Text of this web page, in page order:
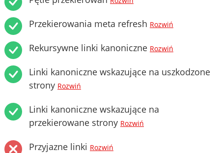
Przekierowania meta refresh Rozwiń
Rekursywne linki kanoniczne Rozwiń
Linki kanoniczne wskazujące na uszkodzone
strony Rozwiń
Linki kanoniczne wskazujące na
przekierowane strony Rozwiń
Przyjazne linki Rozwiń